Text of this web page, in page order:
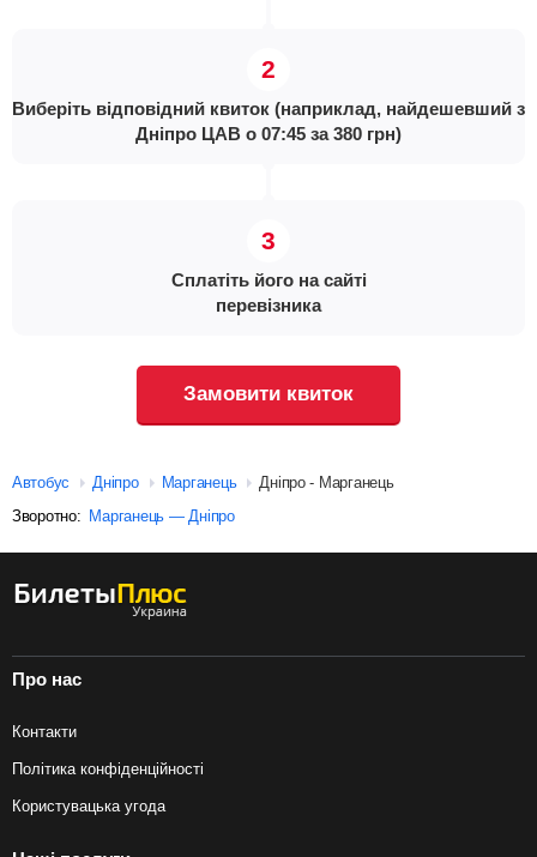
Виберіть відповідний квиток (наприклад, найдешевший з
Дніпро ЦАВ о 07:45 за 380 грн)
Сплатіть його на сайті
перевізника
Замовити квиток
Автобус Дніпро Марганець
Дніпро - Марганець
Зворотно: Марганець — Дніпро
Про нас
Контакти
Політика конфіденційності
Користувацька угода